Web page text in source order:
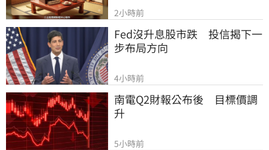
2小時前
Fed沒升息股市跌　投信揭下一
步布局方向
4小時前
南電Q2財報公布後　目標價調
升
5小時前